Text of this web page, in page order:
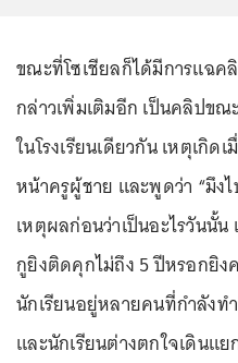
ขณะที่โซเชียลก็ได้มีการแฉ
กล่าวเพิ่มเติมอีก เป็นคลิปข
ในโรงเรียนเดียวกัน เหตุเกิ
หน้าครูผู้ชาย และพูดว่า “มึง
เหตุผลก่อนว่าเป็นอะไรวันนั้
กูยิงติดคุกไม่ถึง 5 ปีหรอกยิ
นักเรียนอยู่หลายคนที่กำลังท
และนักเรียนต่างตกใจเดินแ